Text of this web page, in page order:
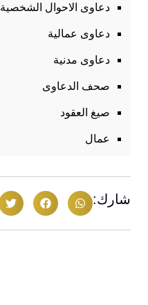
دعاوى الاحوال الشخصية
دعاوى عمالية
دعاوى مدنية
صحف الدعاوى
صيغ العقود
عمال
شارك: